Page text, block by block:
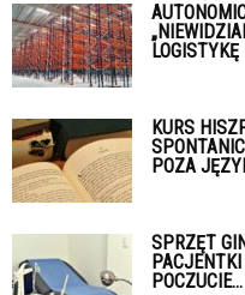
LOGISTYKĘ
KURS
POZA
SPRZĘT
POCZUCIE...